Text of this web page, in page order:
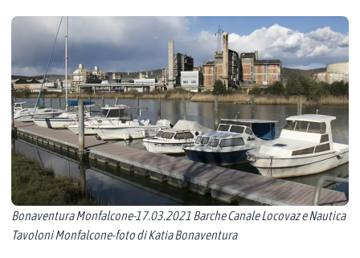
Bonaventura Monfalcone-17.03.2021 Barche Canale Locovaz e Nautica
Tavoloni Monfalcone-foto di Katia Bonaventura